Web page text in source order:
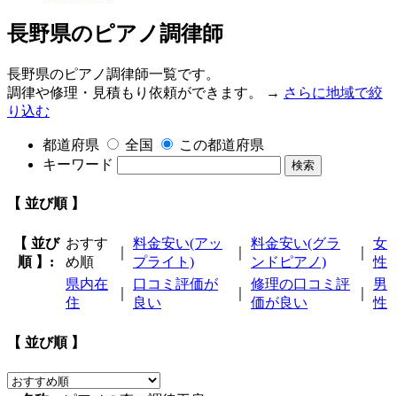
長野県のピアノ調律師
長野県のピアノ調律師一覧です。
調律や修理・見積もり依頼ができます。 → さらに地域で絞
り込む
都道府県 全国
この都道府県
キーワード
検索
【 並び順 】
【 並び
順 】:
おすす
め順
料金安い(アッ
プライト)
料金安い(グラ
ンドピアノ)
女
性
県内在
住
口コミ評価が
良い
修理の口コミ評
価が良い
男
性
【 並び順 】